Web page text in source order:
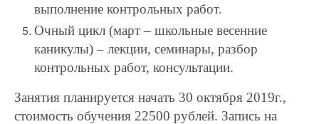
выполнение контрольных работ.
Очный цикл (март – школьные весенние
каникулы) – лекции, семинары, разбор
контрольных работ, консультации.
Занятия планируется начать 30 октября 2019г.,
стоимость обучения 22500 рублей. Запись на